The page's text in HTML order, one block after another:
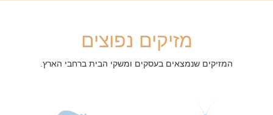
מזיקים נפוצים
המזיקים שנמצאים בעסקים ומשקי הבית ברחבי הארץ.